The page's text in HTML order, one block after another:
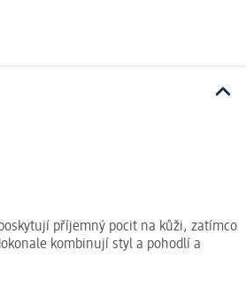
příjemný pocit na kůži, zatímco
kombinují styl a pohodlí a